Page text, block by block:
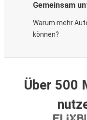
Gemeinsam
Warum mehr
können?
Über 500